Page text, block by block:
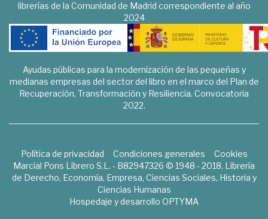
librerías de la Comunidad de Madrid correspondiente al año
2024
Ayudas públicas para la modernización de las pequeñas y
medianas empresas del sector del libro en el marco del Plan de
Recuperación, Transformación y Resiliencia. Convocatoria
2022.
Política de privacidad Condiciones generales
Cookies
Marcial Pons Librero S.L. - B82947326 © 1948 - 2018. Librería
de Derecho, Economía, Empresa, Ciencias Sociales, Historia y
Ciencias Humanas
Hospedaje y desarrollo OPTYMA